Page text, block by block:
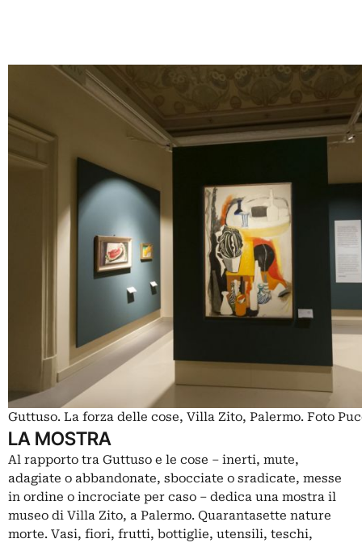
Guttuso. La forza delle cose, Villa Zito, Palermo. Foto
LA MOSTRA
Al rapporto tra Guttuso e le cose – inerti, mute,
adagiate o abbandonate, sbocciate o sradicate, messe
in ordine o incrociate per caso – dedica una mostra il
museo di Villa Zito, a Palermo. Quarantasette nature
morte. Vasi, fiori, frutti, bottiglie, utensili, teschi,